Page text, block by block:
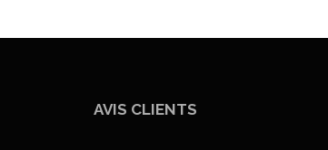
AVIS CLIENTS